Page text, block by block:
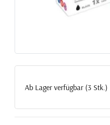
Ab Lager verfügbar (3 Stk.)